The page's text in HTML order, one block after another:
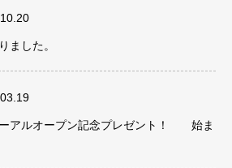
ました。
ーアルオープン記念プレゼント！ 始ま